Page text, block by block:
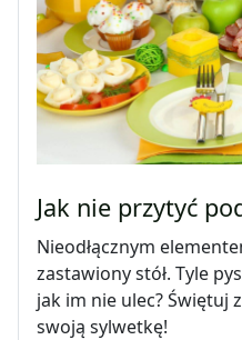
Jak nie przytyć
Nieodłącznym
zastawiony stół. Tyle
jak im nie ulec? Świętuj
swoją sylwetkę!